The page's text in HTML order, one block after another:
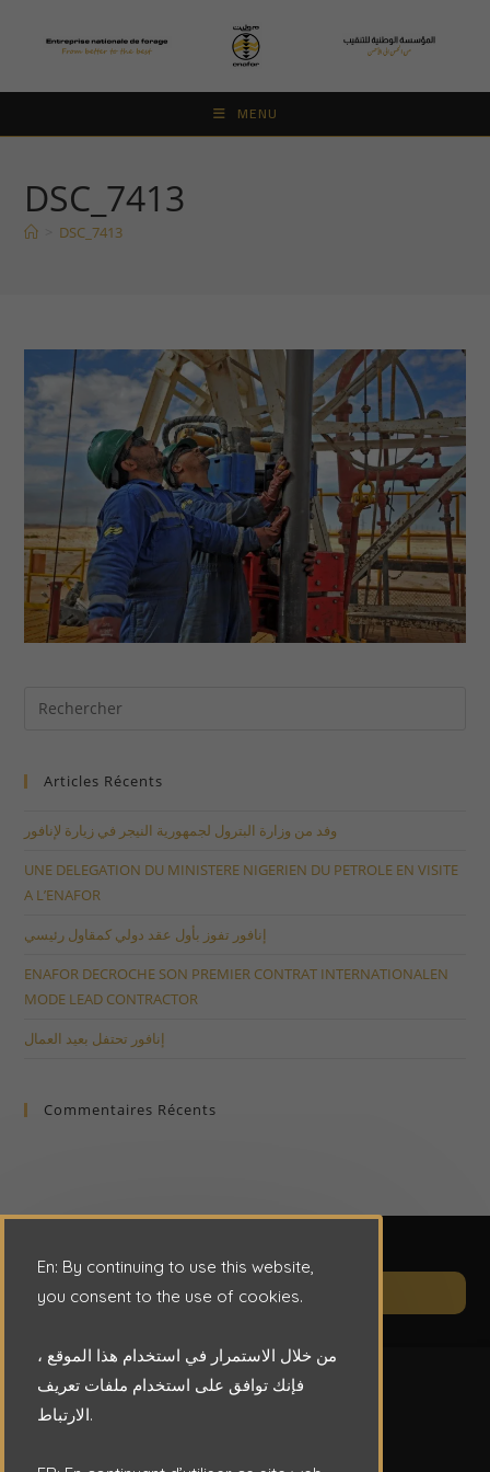
MENU
DSC_7413
DSC_7413
Articles Récents
وفد من وزارة البترول لجمهورية النيجر في زيارة لإنافور
UNE DELEGATION DU MINISTERE NIGERIEN DU PETROLE EN VISITE
A L’ENAFOR
إنافور تفوز بأول عقد دولي كمقاول رئيسي
ENAFOR DECROCHE SON PREMIER CONTRAT INTERNATIONALEN
MODE LEAD CONTRACTOR
إنافور تحتفل بعيد العمال
Commentaires Récents
CONTACT
in
En: By continuing to use this website,
you consent to the use of cookies.
من خلال الاستمرار في استخدام هذا الموقع ،
فإنك توافق على استخدام ملفات تعريف
الارتباط.